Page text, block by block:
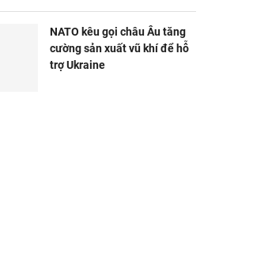
NATO kêu gọi châu Âu tăng
cường sản xuất vũ khí để hỗ
trợ Ukraine